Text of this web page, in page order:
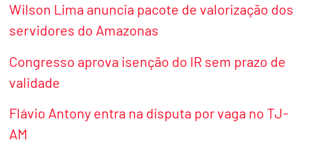
Wilson Lima anuncia pacote de valorização dos
servidores do Amazonas
Congresso aprova isenção do IR sem prazo de
validade
Flávio Antony entra na disputa por vaga no TJ-
AM